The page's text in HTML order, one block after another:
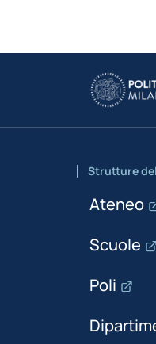
Strutture
Ateneo
Scuole
Poli